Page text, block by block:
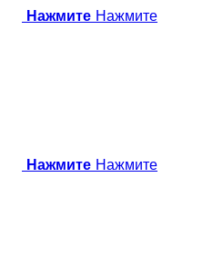
Нажмите Нажмите
Нажмите Нажмите